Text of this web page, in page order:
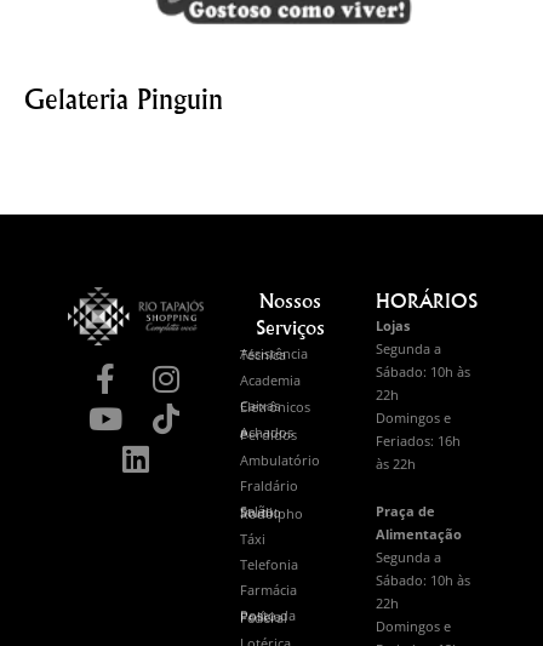
Gelateria Pinguin
Nossos
Serviços
Assistência Técnica
Academia
Caixas Eletrônicos
Achados e Perdidos
Ambulatório
Fraldário
Salão Studio Rodolpho
Táxi
Telefonia
Farmácia
Posto da Polícia Federal
HORÁRIOS
Lojas
Segunda a
Sábado: 10h às
22h
Domingos e
Feriados: 16h
às 22h
Praça de
Alimentação
Segunda a
Sábado: 10h às
22h
Domingos e